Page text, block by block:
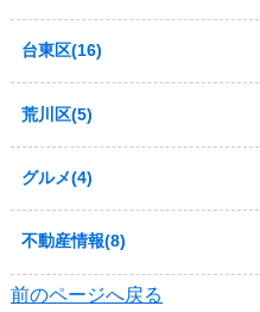
台東区(16)
荒川区(5)
グルメ(4)
不動産情報(8)
前のページへ戻る